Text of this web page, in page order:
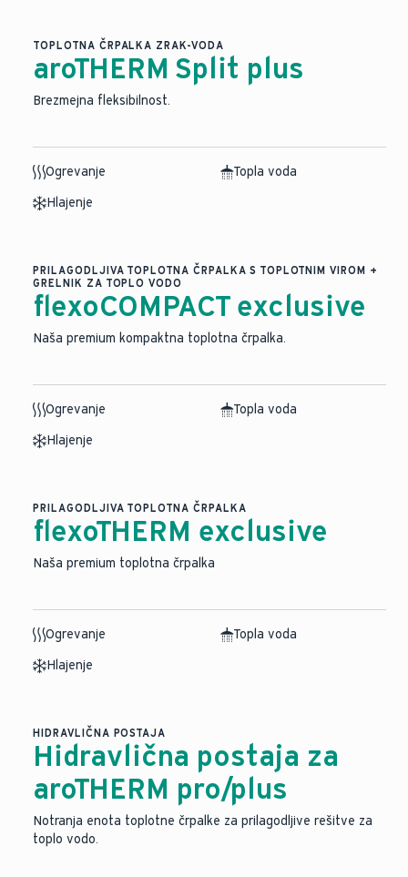
TOPLOTNA ČRPALKA ZRAK-VODA
aroTHERM Split plus
Brezmejna fleksibilnost.
Ogrevanje
Topla voda
Hlajenje
PRILAGODLJIVA TOPLOTNA ČRPALKA S TOPLOTNIM VIROM +
GRELNIK ZA TOPLO VODO
flexoCOMPACT exclusive
Naša premium kompaktna toplotna črpalka.
Ogrevanje
Topla voda
Hlajenje
PRILAGODLJIVA TOPLOTNA ČRPALKA
flexoTHERM exclusive
Naša premium toplotna črpalka
Ogrevanje
Topla voda
Hlajenje
HIDRAVLIČNA POSTAJA
Hidravlična postaja za
aroTHERM pro/plus
Notranja enota toplotne črpalke za prilagodljive rešitve za
toplo vodo.